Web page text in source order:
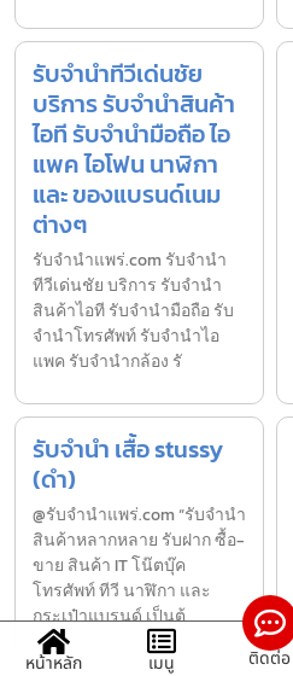
รับจำนำทีวีเด่นชัย
บริการ รับจำนำสินค้า
ไอที รับจำนำมือถือ ไอ
แพค ไอโฟน นาฬิกา
และ ของแบรนด์เนม
ต่างๆ
รับจํานําแพร่.com รับจำนำ
ทีวีเด่นชัย บริการ รับจำนำ
สินค้าไอที รับจำนำมือถือ รับ
จำนำโทรศัพท์ รับจำนำไอ
แพค รับจำนำกล้อง รั
รับจำนำ เสื้อ stussy
(ดำ)
@รับจำนำแพร่.com “รับจำนำ
สินค้าหลากหลาย รับฝาก ซื้อ-
ขาย สินค้า IT โน๊ตบุ๊ค
โทรศัพท์ ทีวี นาฬิกา และ
กระเป๋าแบรนด์ เป็นต้
หน้าหลัก
เมนู ติดต่อ